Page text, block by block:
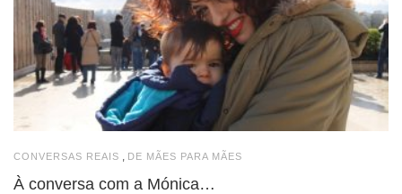
CONVERSAS REAIS DE MÃES PARA MÃES
À conversa com a Mónica…